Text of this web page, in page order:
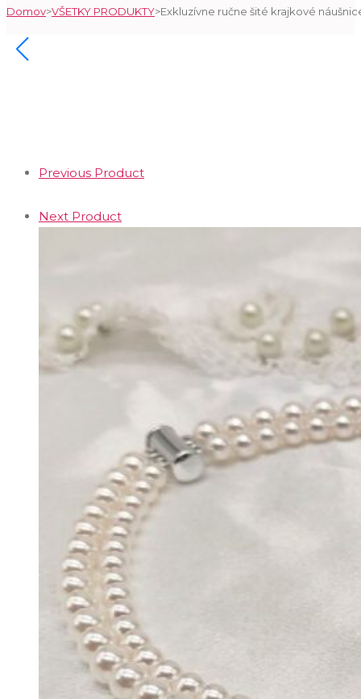
Domov>VŠETKY PRODUKTY>Exkluzívne ručne šité krajkové
Previous Product
Next Product